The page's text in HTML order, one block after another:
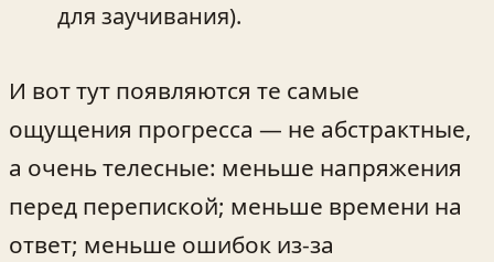
для заучивания).
И вот тут появляются те самые
ощущения прогресса — не абстрактные,
а очень телесные: меньше напряжения
перед перепиской; меньше времени на
ответ; меньше ошибок из-за